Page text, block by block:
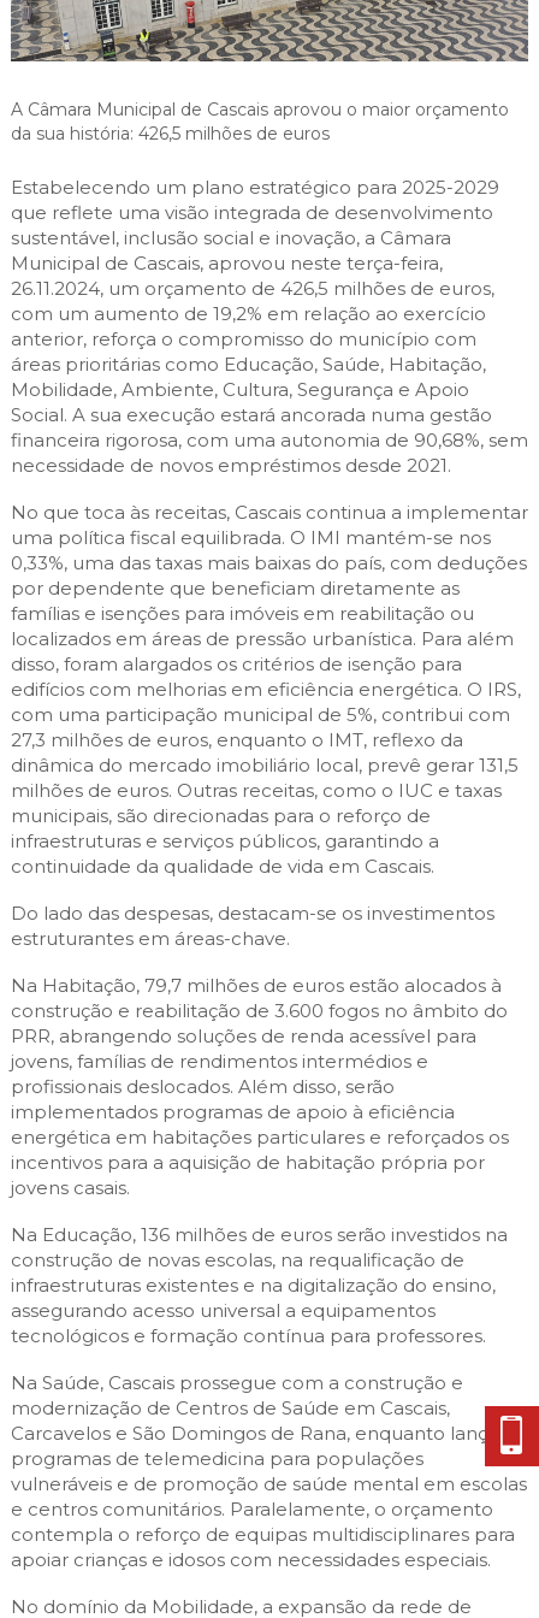
Planeamento Estratégico
Urbanismo
Cascais Próxima
Economia & Inovação
Governação
Qualidade de vida
Sociedade & Educação
Jornal C
Agenda do executivo
VIVER
ESTUDAR
TEMPOS LIVRES
MOBILIDADE
INVESTIR EM CASCAIS
SERVIÇOS
MAPA DO PORTAL
A Câmara Municipal de Cascais aprovou o maior orçamento
da sua história: 426,5 milhões de euros
Estabelecendo um plano estratégico para 2025-2029
que reflete uma visão integrada de desenvolvimento
sustentável, inclusão social e inovação, a Câmara
Municipal de Cascais, aprovou neste terça-feira,
26.11.2024, um orçamento de 426,5 milhões de euros,
com um aumento de 19,2% em relação ao exercício
anterior, reforça o compromisso do município com
áreas prioritárias como Educação, Saúde, Habitação,
Mobilidade, Ambiente, Cultura, Segurança e Apoio
Social. A sua execução estará ancorada numa gestão
financeira rigorosa, com uma autonomia de 90,68%, sem
necessidade de novos empréstimos desde 2021.
No que toca às receitas, Cascais continua a implementar
uma política fiscal equilibrada. O IMI mantém-se nos
0,33%, uma das taxas mais baixas do país, com deduções
por dependente que beneficiam diretamente as
famílias e isenções para imóveis em reabilitação ou
localizados em áreas de pressão urbanística. Para além
disso, foram alargados os critérios de isenção para
edifícios com melhorias em eficiência energética. O IRS,
com uma participação municipal de 5%, contribui com
27,3 milhões de euros, enquanto o IMT, reflexo da
dinâmica do mercado imobiliário local, prevê gerar 131,5
milhões de euros. Outras receitas, como o IUC e taxas
municipais, são direcionadas para o reforço de
infraestruturas e serviços públicos, garantindo a
continuidade da qualidade de vida em Cascais.
Do lado das despesas, destacam-se os investimentos
estruturantes em áreas-chave.
Na Habitação, 79,7 milhões de euros estão alocados à
construção e reabilitação de 3.600 fogos no âmbito do
PRR, abrangendo soluções de renda acessível para
jovens, famílias de rendimentos intermédios e
profissionais deslocados. Além disso, serão
implementados programas de apoio à eficiência
energética em habitações particulares e reforçados os
incentivos para a aquisição de habitação própria por
jovens casais.
Na Educação, 136 milhões de euros serão investidos na
construção de novas escolas, na requalificação de
infraestruturas existentes e na digitalização do ensino,
assegurando acesso universal a equipamentos
tecnológicos e formação contínua para professores.
Na Saúde, Cascais prossegue com a construção e
modernização de Centros de Saúde em Cascais,
Carcavelos e São Domingos de Rana, enquanto lança
programas de telemedicina para populações
vulneráveis e de promoção de saúde mental em escolas
e centros comunitários. Paralelamente, o orçamento
contempla o reforço de equipas multidisciplinares para
apoiar crianças e idosos com necessidades especiais.
No domínio da Mobilidade, a expansão da rede de